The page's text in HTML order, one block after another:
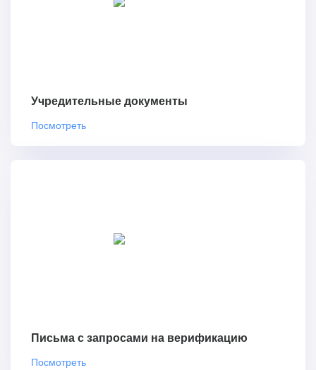
Учредительные документы
Посмотреть
Письма с запросами на верификацию
Посмотреть